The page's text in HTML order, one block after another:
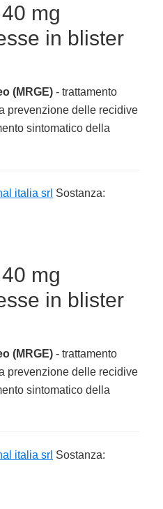
mg
in blister
(MRGE) - trattamento
prevenzione delle recidive
sintomatico della
italia srl Sostanza:
mg
in blister
(MRGE) - trattamento
prevenzione delle recidive
sintomatico della
italia srl Sostanza: